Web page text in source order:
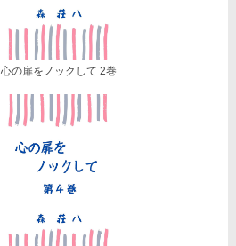
心の扉をノックして 2巻